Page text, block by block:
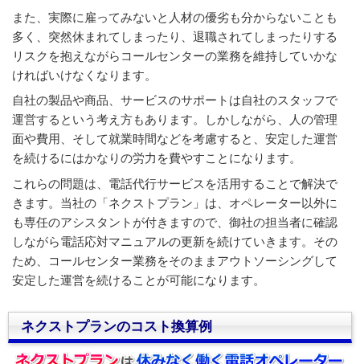
また、実際に雇ってみないと人材の優劣も分からないことも
多く、突然休まれてしまったり、退職されてしまったりする
リスクを抱えながらコールセンターの業務を維持していかな
ければいけなくなります。
自社の製品や商品、サービスのサポートは自社のスタッフで
運営するという考え方もあります。しかしながら、人の管理
面や費用、そして就業時間などを考慮すると、安定した運営
を続けるにはかなりの労力を費やすことになります。
これらの問題は、電話代行サービスを活用することで解決で
きます。当社の「ネクストプラン」は、オペレーター以外に
も専任のアシスタントが付きますので、御社の担当者に確認
しながら電話応対マニュアルの更新を続けていきます。その
ため、コールセンター業務をそのままアウトソーシングして
安定した運営を続けることが可能になります。
ネクストプランのコスト換算例